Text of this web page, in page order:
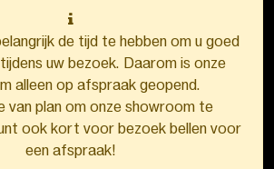
de tijd te hebben om u goed
uw bezoek. Daarom is onze
alleen op afspraak geopend.
van plan om onze showroom te
ook kort voor bezoek bellen voor
een afspraak!